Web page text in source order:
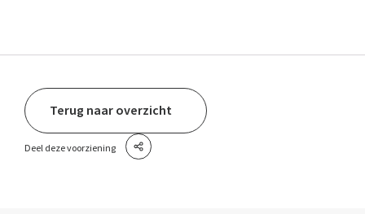
Terug naar overzicht
Deel deze voorziening